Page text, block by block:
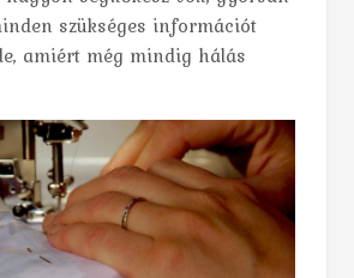
szükséges információt
amiért még mindig hálás